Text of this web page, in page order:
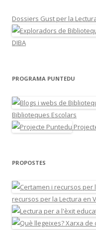
Dossiers Gust per la
DIBA
PROGRAMA PUNTEDU
Biblioteques Escolars
PROPOSTES
recursos per la Lectura en